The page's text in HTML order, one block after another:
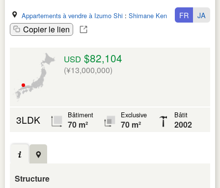
Appartements à vendre à Izumo Shi : Shimane Ken
Copier le lien
FR JA
USD $82,104
(¥13,000,000)
3LDK Bâtiment
70 m²
Exclusive
70 m²
Bâtit
2002
Structure